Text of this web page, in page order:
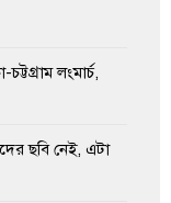
লংমার্চ,
ছবি নেই, এটা